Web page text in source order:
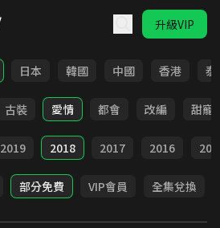
升級VIP
日本 韓國 中國 香港 泰
古裝 愛情 都會 改編 甜寵
2019 2018 2017 2016
部分免費 VIP會員 全集兌換